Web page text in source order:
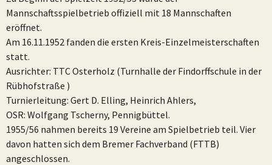
Mannschaftsspielbetrieb offiziell mit 18 Mannschaften
eröffnet.
Am 16.11.1952 fanden die ersten Kreis-Einzelmeisterschaften
statt.
Ausrichter: TTC Osterholz (Turnhalle der Findorffschule in der
Rübhofstraße )
Turnierleitung: Gert D. Elling, Heinrich Ahlers,
OSR: Wolfgang Tscherny, Pennigbüttel.
1955/56 nahmen bereits 19 Vereine am Spielbetrieb teil. Vier
davon hatten sich dem Bremer Fachverband (FTTB)
angeschlossen.